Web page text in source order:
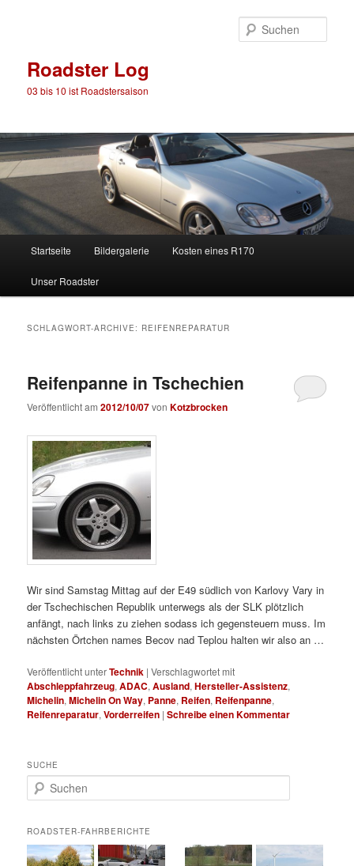
Roadster Log
03 bis 10 ist Roadstersaison
Zum
Inhalt
Zum
sekundären
Startseite Bildergalerie Kosten eines R170
Unser Roadster
SCHLAGWORT-ARCHIVE: REIFENREPARATUR
Reifenpanne in Tschechien
Veröffentlicht am2012/10/07vonKotzbrocken
Wir sind Samstag Mittag auf der E49 südlich von Karlovy Vary in
der Tschechischen Republik unterwegs als der SLK plötzlich
anfängt, nach links zu ziehen sodass ich gegensteuern muss. Im
nächsten Örtchen names Becov nad Teplou halten wir also an …
Veröffentlicht unterTechnik |Verschlagwortet mit
Abschleppfahrzeug,ADAC,Ausland,Hersteller-Assistenz,
Michelin,Michelin On Way, Panne, Reifen, Reifenpanne,
Reifenreparatur,Vorderreifen |Schreibe einen Kommentar
SUCHE
u
h
e
n
ROADSTER-FAHRBERICHTE